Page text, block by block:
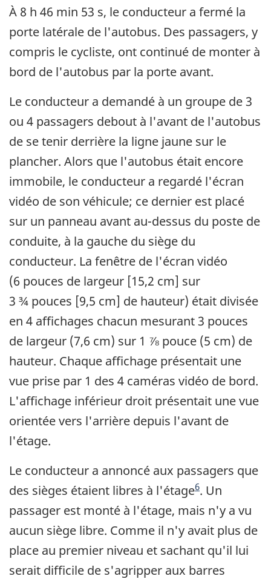
À 8 h 46 min 53 s, le conducteur a fermé la
porte latérale de l'autobus. Des passagers, y
compris le cycliste, ont continué de monter à
bord de l'autobus par la porte avant.
Le conducteur a demandé à un groupe de 3
ou 4 passagers debout à l'avant de l'autobus
de se tenir derrière la ligne jaune sur le
plancher. Alors que l'autobus était encore
immobile, le conducteur a regardé l'écran
vidéo de son véhicule; ce dernier est placé
sur un panneau avant au-dessus du poste de
conduite, à la gauche du siège du
conducteur. La fenêtre de l'écran vidéo
(6 pouces de largeur [15,2 cm] sur
3 ¾ pouces [9,5 cm] de hauteur) était divisée
en 4 affichages chacun mesurant 3 pouces
de largeur (7,6 cm) sur 1 ⅞ pouce (5 cm) de
hauteur. Chaque affichage présentait une
vue prise par 1 des 4 caméras vidéo de bord.
L'affichage inférieur droit présentait une vue
orientée vers l'arrière depuis l'avant de
l'étage.
Le conducteur a annoncé aux passagers que
des sièges étaient libres à l'étage
Note de bas de page
6. Un
passager est monté à l'étage, mais n'y a vu
aucun siège libre. Comme il n'y avait plus de
place au premier niveau et sachant qu'il lui
serait difficile de s'agripper aux barres